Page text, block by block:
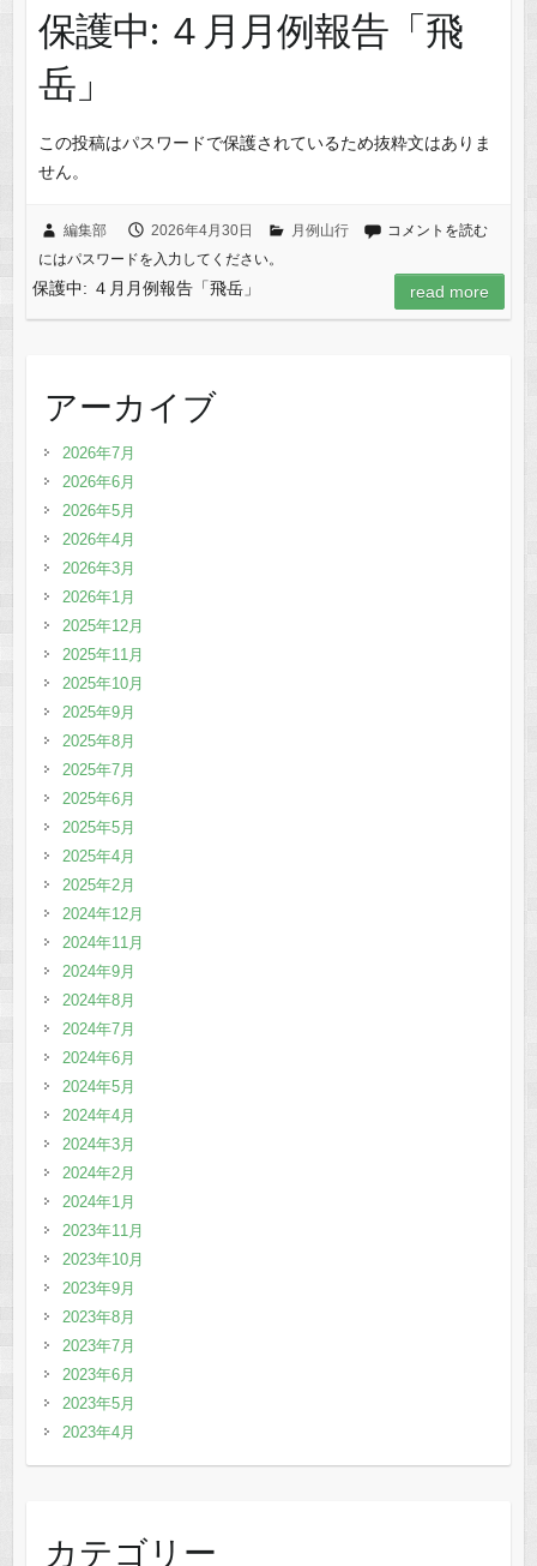
保護中: ４月月例報告「飛
岳」
この投稿はパスワードで保護されているため抜粋文はありま
せん。
編集部 2026年4月30日 月例山行
コメントを読む
にはパスワードを入力してください。
保護中: ４月月例報告「飛岳」 read more
アーカイブ
2026年7月
2026年6月
2026年5月
2026年4月
2026年3月
2026年1月
2025年12月
2025年11月
2025年10月
2025年9月
2025年8月
2025年7月
2025年6月
2025年5月
2025年4月
2025年2月
2024年12月
2024年11月
2024年9月
2024年8月
2024年7月
2024年6月
2024年5月
2024年4月
2024年3月
2024年2月
2024年1月
2023年11月
2023年10月
2023年9月
2023年8月
2023年7月
2023年6月
2023年5月
2023年4月
カテゴリー